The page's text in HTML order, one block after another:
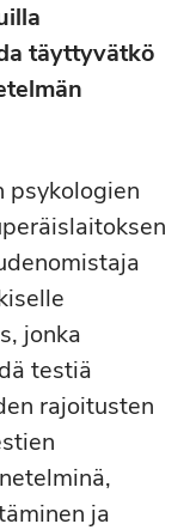
täyttyvätkö
psykologien
jonka
testiä
rajoitusten
ja